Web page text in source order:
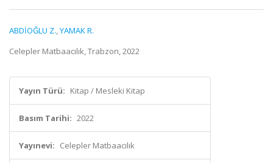
ABDİOĞLU Z.,YAMAK R.
Celepler Matbaacılık, Trabzon, 2022
Yayın Türü: Kitap / Mesleki Kitap
Basım Tarihi: 2022
Yayınevi: Celepler Matbaacılık